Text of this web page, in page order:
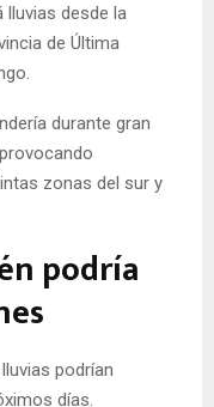
desde la
de Última
durante gran
zonas del sur y
podría
podrían
días.